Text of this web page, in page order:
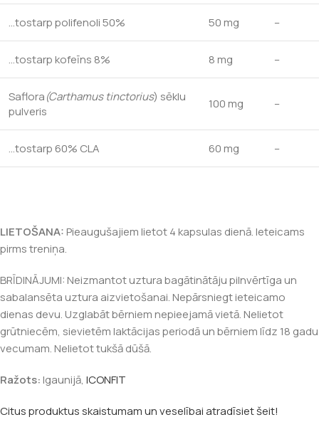
…tostarp polifenoli 50% 50 mg –
…tostarp kofeīns 8% 8 mg –
Saflora(Carthamus tinctorius) sēklu
pulveris
100 mg –
…tostarp 60% CLA 60 mg –
LIETOŠANA:Pieaugušajiem lietot 4 kapsulas dienā. Ieteicams
pirms treniņa.
BRĪDINĀJUMI: Neizmantot uzturabagātinātāju pilnvērtīga un
sabalansēta uztura aizvietošanai. Nepārsniegt ieteicamo
dienas devu. Uzglabāt bērniem nepieejamā vietā. Nelietot
grūtniecēm, sievietēm laktācijas periodā un bērniem līdz 18 gadu
vecumam. Nelietot tukšā dūšā.
Ražots:Igaunijā, ICONFIT
Citus produktus skaistumam un veselībai atradīsiet šeit!